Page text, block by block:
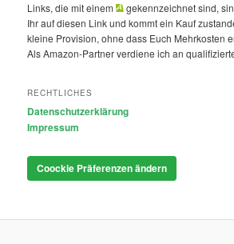
Links, die mit einem
gekennzeichnet sind,
Ihr auf diesen Link und kommt ein Kauf
kleine Provision, ohne dass Euch Mehrkosten
Als Amazon-Partner verdiene ich an
RECHTLICHES
Datenschutzerklärung
Impressum
Coockie Präferenzen ändern